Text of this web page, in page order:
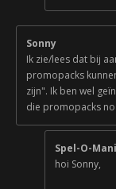
Sonny
Ik zie/lees dat bij
promopacks
zijn". Ik ben wel
die promopacks
Spel-O-
hoi Sonny,